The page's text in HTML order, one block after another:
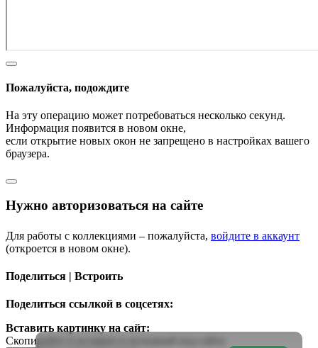
Пожалуйста, подождите
На эту операцию может потребоваться несколько секунд.
Информация появится в новом окне,
если открытие новых окон не запрещено в настройках вашего
браузера.
Нужно авторизоваться на сайте
Для работы с коллекциями – пожалуйста, войдите в аккаунт
(откроется в новом окне).
Поделиться | Встроить
Поделиться ссылкой в соцсетях:
Вставить картинку на сайт:
Скопируйте и вставьте в исходный код сайта